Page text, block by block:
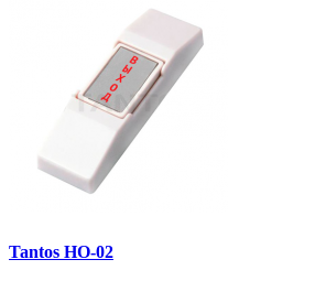
Tantos HO-02